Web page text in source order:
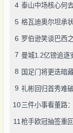
4 泰山中场核心何
5 格瓦迪奥尔坦承
6 罗伯逊笑谈巴西
7 曼城1.2亿镑追逐
8 国足门将更迭暗
9 礼彬回归首秀难
10三件小事看董路
11 枪手欧冠抽签重